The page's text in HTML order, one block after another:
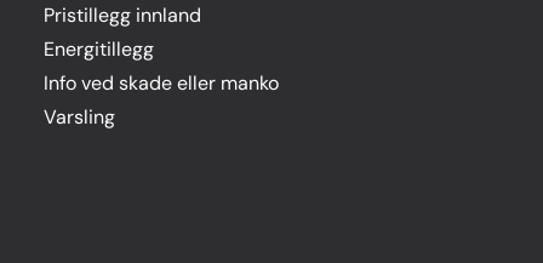
Pristillegg innland
Energitillegg
Info ved skade eller manko
Varsling